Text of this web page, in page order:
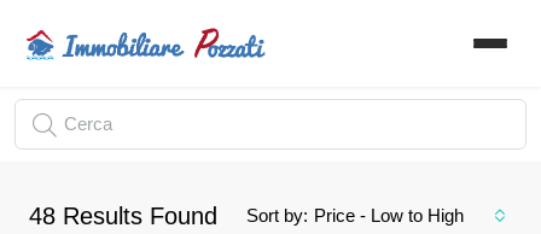
48 Results Found Sort by: Price - Low to High